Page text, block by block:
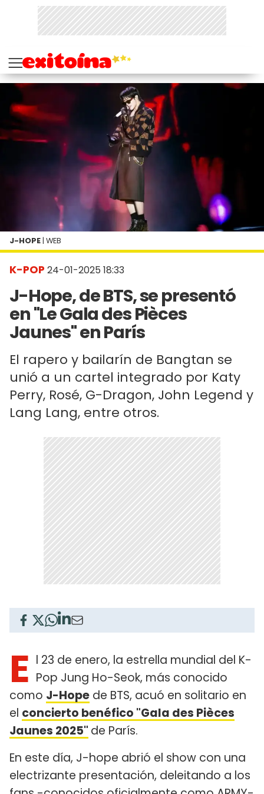
K-POP 24-01-2025 18:33
J-Hope, de BTS, se presentó
en "Le Gala des Pièces
Jaunes" en París
El rapero y bailarín de Bangtan se
unió a un cartel integrado por Katy
Perry, Rosé, G-Dragon, John Legend y
Lang Lang, entre otros.
J-HOPE | WEB
E l 23 de enero, la estrella mundial del K-
Pop Jung Ho-Seok, más conocido
como J-Hope de BTS, acuó en solitario en
el concierto benéfico "Gala des Pièces
Jaunes 2025" de París.
En este día, J-hope abrió el show con una
electrizante presentación, deleitando a los